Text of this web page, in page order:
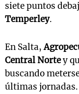
siete puntos
Temperley.
En Salta,
Central Nortey
buscando
últimas jornadas.